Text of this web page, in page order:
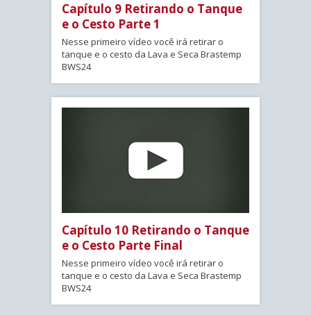
Capítulo 9 Retirando o Tanque
e o Cesto Parte 1
Nesse primeiro vídeo você irá retirar o
tanque e o cesto da Lava e Seca Brastemp
BWS24
Capítulo 10 Retirando o Tanque
e o Cesto Parte Final
Nesse primeiro vídeo você irá retirar o
tanque e o cesto da Lava e Seca Brastemp
BWS24